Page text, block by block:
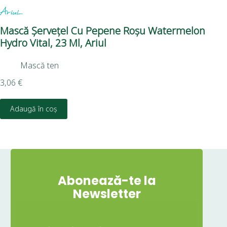
Mască Șervețel Cu Pepene Roșu Watermelon
Hydro Vital, 23 Ml, Ariul
Mască ten
3,06 €
Adaugă în coș
Abonează-te la
Newsletter